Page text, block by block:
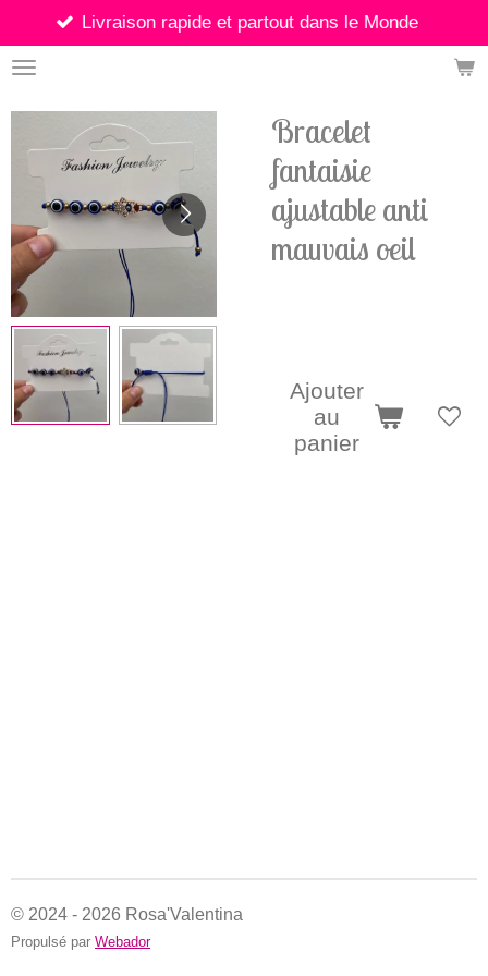
Passer
au
contenu
rapide et partout dans le Monde
Bracelet
fantaisie
ajustable anti
mauvais oeil
Ajouter
au
panier
© 2024 - 2026 Rosa'Valentina
Propulsé par Webador